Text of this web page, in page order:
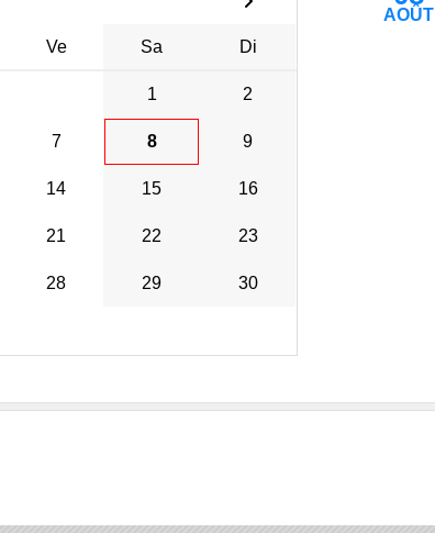
Ve Sa Di
1 2
7 8 9
14 15 16
21 22 23
28 29 30
AOÛT